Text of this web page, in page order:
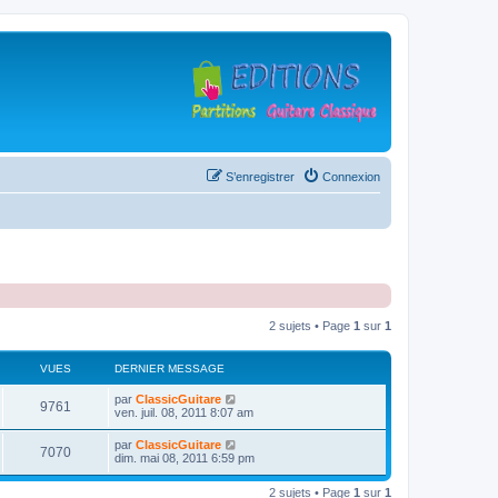
Connexion
S’enregistrer
2 sujets • Page 1 sur 1
VUES DERNIER MESSAGE
9761
u
D
e
i
e
r
par ClassicGuitare
ven. juil. 08, 2011 8:07 am
7070V
u
D
e
n
par ClassicGuitare
dim. mai 08, 2011 6:59 pm
2 sujets • Page 1 sur 1